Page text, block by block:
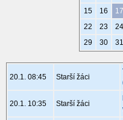
15
16 17
22
23 24
29
30 31
20.1. 08:45 Starší žáci
20.1. 10:35 Starší žáci